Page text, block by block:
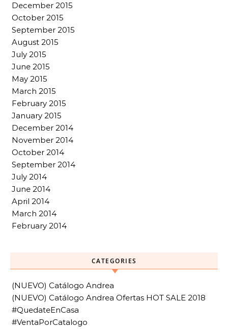
December 2015
October 2015
September 2015
August 2015
July 2015
June 2015
May 2015
March 2015
February 2015
January 2015
December 2014
November 2014
October 2014
September 2014
July 2014
June 2014
April 2014
March 2014
February 2014
CATEGORIES
(NUEVO) Catálogo Andrea
(NUEVO) Catálogo Andrea Ofertas HOT SALE 2018
#QuedateEnCasa
#VentaPorCatalogo